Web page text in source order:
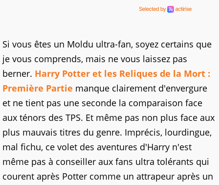
Si vous êtes un Moldu ultra-fan, soyez certains que
je vous comprends, mais ne vous laissez pas
berner. Harry Potter et les Reliques de la Mort :
Première Partie manque clairement d'envergure
et ne tient pas une seconde la comparaison face
aux ténors des TPS. Et même pas non plus face aux
plus mauvais titres du genre. Imprécis, lourdingue,
mal fichu, ce volet des aventures d'Harry n'est
même pas à conseiller aux fans ultra tolérants qui
courent après Potter comme un attrapeur après un